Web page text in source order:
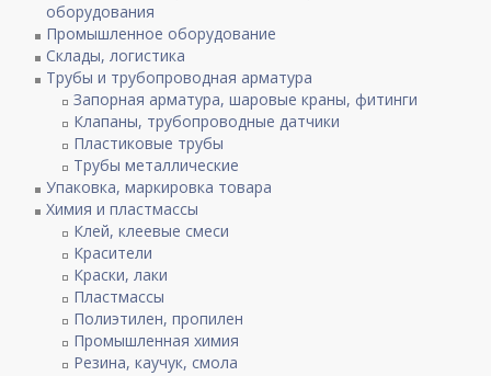
оборудования
Промышленное оборудование
Склады, логистика
Трубы и трубопроводная арматура
Запорная арматура, шаровые краны, фитинги
Клапаны, трубопроводные датчики
Пластиковые трубы
Трубы металлические
Упаковка, маркировка товара
Химия и пластмассы
Клей, клеевые смеси
Красители
Краски, лаки
Пластмассы
Полиэтилен, пропилен
Промышленная химия
Резина, каучук, смола